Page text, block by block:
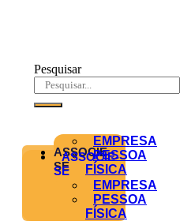
Pesquisar
ASSOCIE-
SE
EMPRESA
PESSOA
FÍSICA
ASSOCIE-
SE
EMPRESA
PESSOA
FÍSICA